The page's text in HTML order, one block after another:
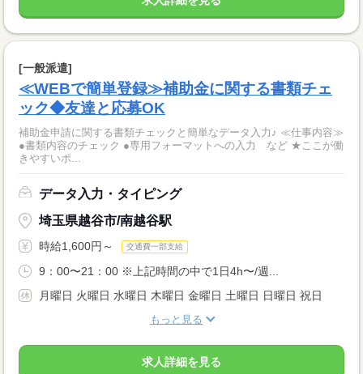
[一般派遣]
≪WEBで簡単登録≫補助金に関する書類チェ
ック◆友達と応募OK
補助金申請に関する書類チェックと簡単なデータ入力♪ ≪仕事内容≫
●書類内容のチェック ●専用フォーマットへの入力 など ★ここが働
きやすいポ...
データ入力・タイピング
埼玉県越谷市/南越谷駅
時給1,600円～ 交通費一部支給
9：00〜21：00 ※上記時間の中で1日4h〜/週...
月曜日 火曜日 水曜日 木曜日 金曜日 土曜日 日曜日 祝日
もっと見る
求人詳細を見る